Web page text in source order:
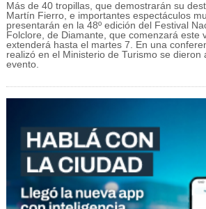
Más de 40 tropillas, que demostrarán su
Martín Fierro, e importantes espectáculos
presentarán en la 48º edición del Festival
Folclore, de Diamante, que comenzará este
extenderá hasta el martes 7. En una
realizó en el Ministerio de Turismo se dieron
evento.